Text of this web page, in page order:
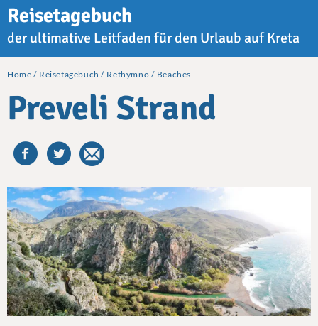
Reisetagebuch
der ultimative Leitfaden für den Urlaub auf Kreta
Home Reisetagebuch Rethymno Beaches
Preveli Strand